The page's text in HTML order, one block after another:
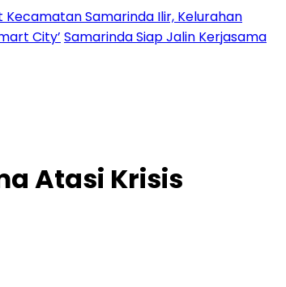
Samarinda Ilir, Kelurahan
City’ Samarinda Siap Jalin Kerjasama
Atasi Krisis